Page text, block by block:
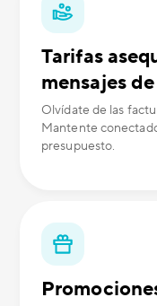
Tarifas
mensajes
Olvídate de las
Mantente
presupuesto.